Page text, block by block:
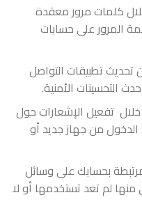
كلمات مرور معقدة
المرور على حسابات
تحديث تطبيقات التواصل
التحسينات الأمنية.
خلال تفعيل الإشعارات حول
الدخول من جهاز جديد أو
بحسابك على وسائل
منها لم تعد تستخدمها أو لا